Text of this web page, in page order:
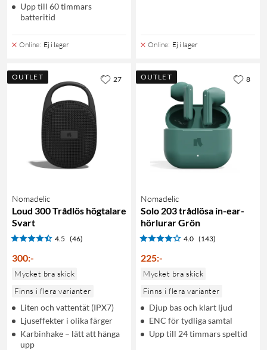
Upp till 60 timmars
batteritid
Online: Ej i lager Online: Ej i lager
OUTLET
Nomadelic
Loud 300 Trådlös högtalare
Svart
4.5 (46)
300:-
Mycket bra skick
Finns i flera varianter
Liten och vattentät (IPX7)
Ljuseffekter i olika färger
Karbinhake – lätt att hänga
upp
27 OUTLET
Nomadelic
Solo 203 trådlösa in-ear-
hörlurar Grön
4.0 (143)
225:-
Mycket bra skick
Finns i flera varianter
Djup bas och klart ljud
ENC för tydliga samtal
Upp till 24 timmars speltid
8